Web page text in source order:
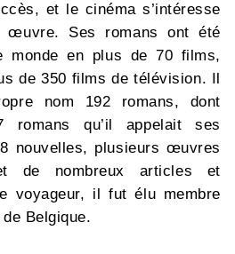
et le cinéma s’intéresse
Ses romans ont été
monde en plus de 70 films,
de 350 films de télévision. Il
nom 192 romans, dont
romans qu’il appelait ses
nouvelles, plusieurs œuvres
et de nombreux articles et
voyageur, il fut élu membre
Belgique.